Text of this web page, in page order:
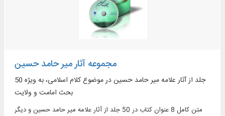
مجموعه آثار میر حامد حسین
50 جلد از آثار علامه میر حامد حسین در موضوع کلام اسلامی، به ویژه
بحث امامت و ولایت
متن کامل 8 عنوان کتاب در 50 جلد از آثار علامه میر حامد حسین و دیگر